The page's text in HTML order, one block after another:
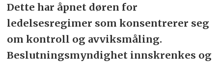
Dette har åpnet døren for
ledelsesregimer som konsentrerer seg
om kontroll og avviksmåling.
Beslutningsmyndighet innskrenkes og